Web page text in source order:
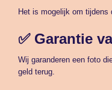
Het is mogelijk om tijdens
✅ Garantie
Wij garanderen een foto
geld terug.